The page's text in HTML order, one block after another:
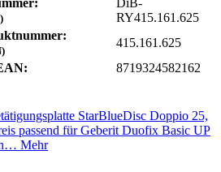
DiB-
RY415.161.625
415.161.625
8719324582162
StarBlueDisc Doppio 25,
passend für Geberit Duofix Basic UP
Mehr